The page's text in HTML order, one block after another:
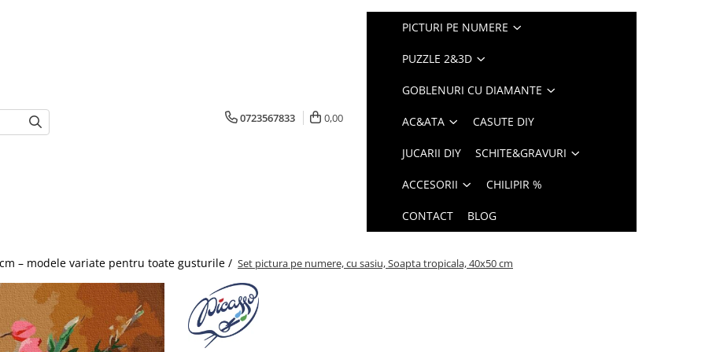
0723567833 0,00
PICTURI PE NUMERE
PUZZLE 2&3D
GOBLENURI CU DIAMANTE
AC&ATA CASUTE DIY
JUCARII DIY SCHITE&GRAVURI
ACCESORII CHILIPIR %
CONTACT BLOG
– modele variate pentru toate gusturile / Set pictura pe numere, cu sasiu, Soapta tropicala, 40x50 cm